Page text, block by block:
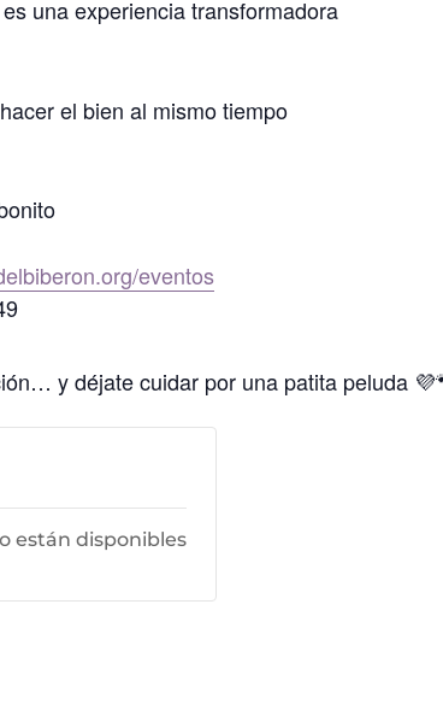
es una experiencia transformadora
el bien al mismo tiempo
eventos
y déjate cuidar por una patita peluda
están disponibles